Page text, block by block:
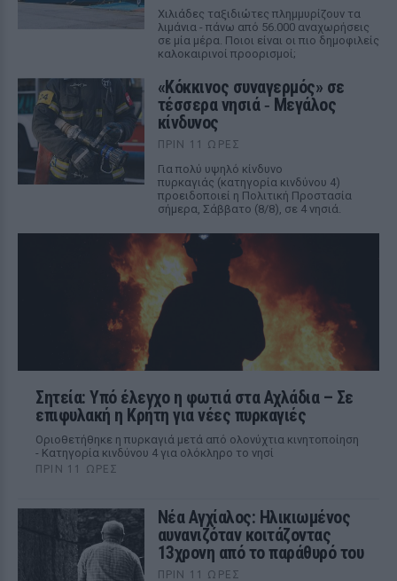
Χιλιάδες ταξιδιώτες πλημμυρίζουν τα
λιμάνια - πάνω από 56.000 αναχωρήσεις
σε μία μέρα. Ποιοι είναι οι πιο δημοφιλείς
καλοκαιρινοί προορισμοί;
«Κόκκινος συναγερμός» σε
τέσσερα νησιά ‑ Μεγάλος
κίνδυνος
ΠΡΙΝ 11 ΏΡΕΣ
Για πολύ υψηλό κίνδυνο
πυρκαγιάς (κατηγορία κινδύνου 4)
προειδοποιεί η Πολιτική Προστασία
σήμερα, Σάββατο (8/8), σε 4 νησιά.
Σητεία: Υπό έλεγχο η φωτιά στα Αχλάδια – Σε
επιφυλακή η Κρήτη για νέες πυρκαγιές
Οριοθετήθηκε η πυρκαγιά μετά από ολονύχτια κινητοποίηση
- Κατηγορία κινδύνου 4 για ολόκληρο το νησί
ΠΡΙΝ 11 ΏΡΕΣ
Νέα Αγχίαλος: Ηλικιωμένος
αυνανιζόταν κοιτάζοντας
13χρονη από το παράθυρό του
ΠΡΙΝ 11 ΏΡΕΣ